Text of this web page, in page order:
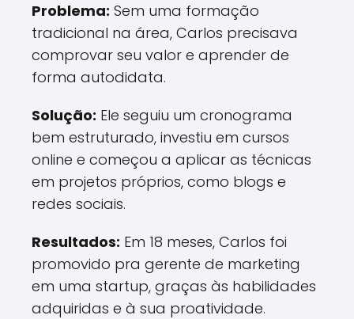
Problema: Sem uma formação
tradicional na área, Carlos precisava
comprovar seu valor e aprender de
forma autodidata.
Solução: Ele seguiu um cronograma
bem estruturado, investiu em cursos
online e começou a aplicar as técnicas
em projetos próprios, como blogs e
redes sociais.
Resultados: Em 18 meses, Carlos foi
promovido pra gerente de marketing
em uma startup, graças às habilidades
adquiridas e à sua proatividade.